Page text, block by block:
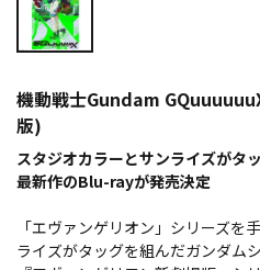
機動戦士Gundam
版)
スタジオカラーとサンライズがタ
最新作のBlu-rayが発売決定
「エヴァンゲリオン」シリーズを
ライズがタッグを組んだガンダム